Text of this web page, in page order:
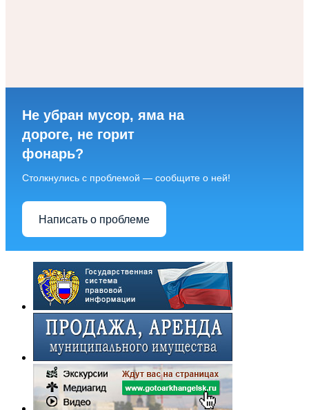
Не убран мусор, яма на
дороге, не горит
фонарь?
Столкнулись с проблемой — сообщите о ней!
Написать о проблеме